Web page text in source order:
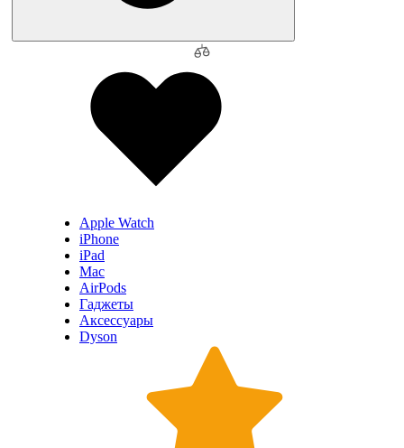
Apple Watch
iPhone
iPad
Mac
AirPods
Гаджеты
Аксессуары
Dyson